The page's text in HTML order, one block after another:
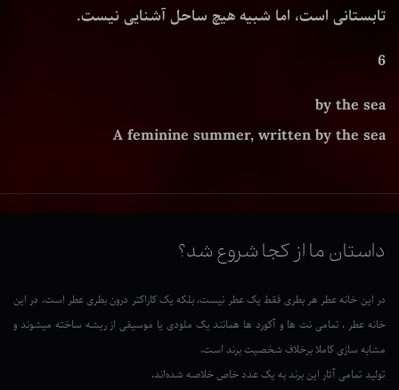
تابستانی است، اما شبیه هیچ ساحل آشنایی نیست.
6
by the sea
A feminine summer, written by the sea
داستان ما از کجا شروع شد؟
در این خانه عطر هر بطری فقط یک عطر نیست، بلکه یک کاراکتر درون بطری عطر است. در این
خانه عطر ، تمامی نت ها و آکورد ها همانند یک ملودی یا موسیقی از ریشه ساخته میشوند و
مشابه سازی کاملا برخلاف شخصیت برند است.
تولید تمامی آثار این برند به یک عدد خاص خلاصه شده‌اند.